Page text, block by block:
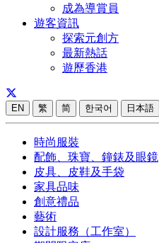
成為導賞員
遊客資訊
探索元創方
最新熱話
遊歷香港
EN 繁 简 한국어 日本語
時尚服裝
配飾、珠寶、鐘錶及眼鏡
皮具、皮鞋及手袋
家具品味
創意禮品
藝術
設計服務（工作室）